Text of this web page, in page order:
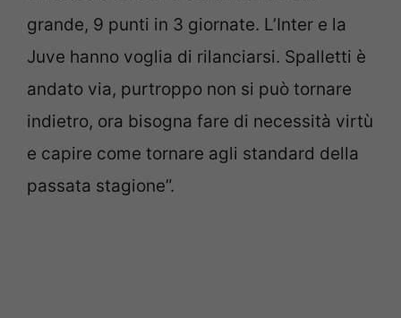
grande, 9 punti in 3 giornate. L’Inter e la
Juve hanno voglia di rilanciarsi. Spalletti è
andato via, purtroppo non si può tornare
indietro, ora bisogna fare di necessità virtù
e capire come tornare agli standard della
passata stagione”.